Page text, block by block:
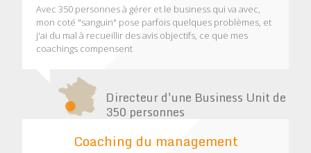
Avec 350 personnes à gérer et le business qui va avec,
mon coté "sanguin" pose parfois quelques problèmes, et
j'ai du mal à recueillir des avis objectifs, ce que mes
coachings compensent
Directeur d'une Business Unit de
350 personnes
Coaching du management